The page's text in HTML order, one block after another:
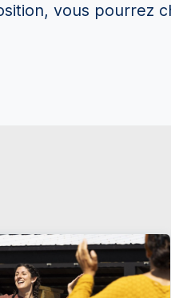
vous pourrez